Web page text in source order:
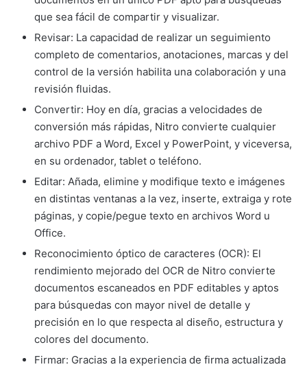
que sea fácil de compartir y visualizar.
Revisar: La capacidad de realizar un seguimiento
completo de comentarios, anotaciones, marcas y del
control de la versión habilita una colaboración y una
revisión fluidas.
Convertir: Hoy en día, gracias a velocidades de
conversión más rápidas, Nitro convierte cualquier
archivo PDF a Word, Excel y PowerPoint, y viceversa,
en su ordenador, tablet o teléfono.
Editar: Añada, elimine y modifique texto e imágenes
en distintas ventanas a la vez, inserte, extraiga y rote
páginas, y copie/pegue texto en archivos Word u
Office.
Reconocimiento óptico de caracteres (OCR): El
rendimiento mejorado del OCR de Nitro convierte
documentos escaneados en PDF editables y aptos
para búsquedas con mayor nivel de detalle y
precisión en lo que respecta al diseño, estructura y
colores del documento.
Firmar: Gracias a la experiencia de firma actualizada